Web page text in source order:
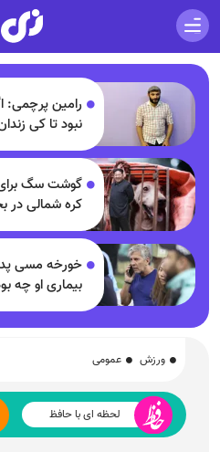
رامین پرچمی:
نبود تا کی
گوشت سگ برای
کره شمالی در
خورخه مسی
بیماری او چه
ورزش عمومی
لحظه ای با حافظ